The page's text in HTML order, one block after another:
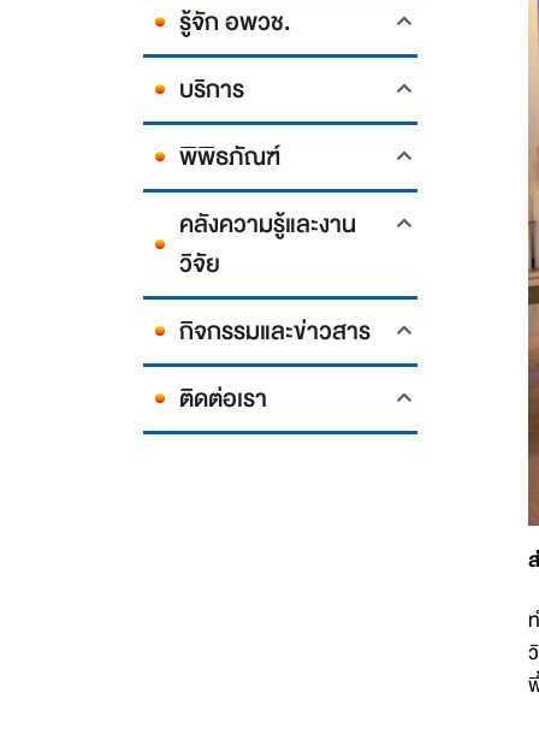
รู้จัก อพวช.
บริการ
พิพิธภัณฑ์
คลังความรู้และงาน
วิจัย
กิจกรรมและข่าวสาร
ติดต่อเรา